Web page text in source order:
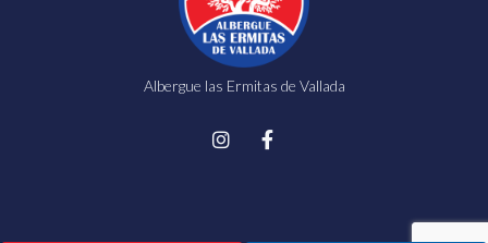
Albergue las Ermitas de Vallada